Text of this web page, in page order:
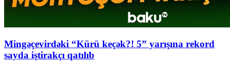
Mingəçevirdəki “Kürü keçək?! 5” yarışına rekord
sayda iştirakçı qatılıb